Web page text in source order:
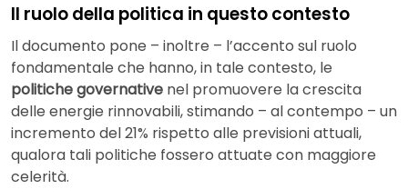
Il ruolo della politica in questo contesto
Il documento pone – inoltre – l’accento sul ruolo
fondamentale che hanno, in tale contesto, le
politiche governative nel promuovere la crescita
delle energie rinnovabili, stimando – al contempo – un
incremento del 21% rispetto alle previsioni attuali,
qualora tali politiche fossero attuate con maggiore
celerità.